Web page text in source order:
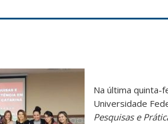
Na última quinta-
Universidade
Pesquisas e